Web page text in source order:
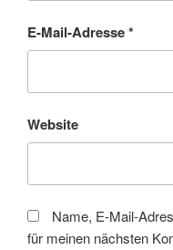
E-Mail-Adresse*
Website
Name, E-Mail-
für meinen nächsten